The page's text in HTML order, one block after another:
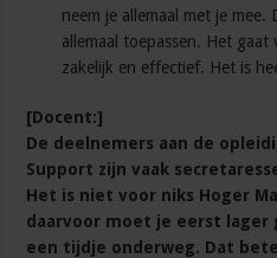
neem je allemaal met je
allemaal toepassen. Het gaat
zakelijk en effectief. Het is
[Docent:]
De deelnemers aan de
Support zijn vaak
Het is niet voor niks Hoger
daarvoor moet je eerst lager
een tijdje onderweg. Dat